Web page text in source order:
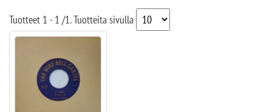
Tuotteet 1 - 1 /1. Tuotteita sivulla